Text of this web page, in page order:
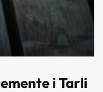
i Tarli